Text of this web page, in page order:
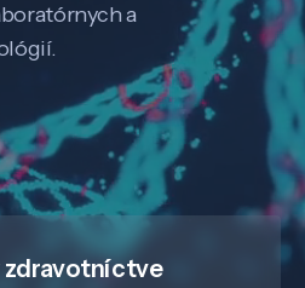
a
zdravotníctve